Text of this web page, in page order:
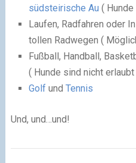
südsteirische Au (
Laufen, Radfahren oder
tollen Radwegen (
Fußball, Handball,
( Hunde sind nicht erlaubt
Golfund Tennis
Und, und…und!